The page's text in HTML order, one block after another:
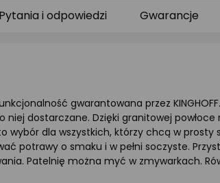
Pytania i odpowiedzi Gwarancje
gwarantowana przez
dostarczane. Dzięki granitowej
dla wszystkich, którzy chcą w prosty
potrawy o smaku i w pełni soczyste.
Patelnię można myć w zmywarkach.